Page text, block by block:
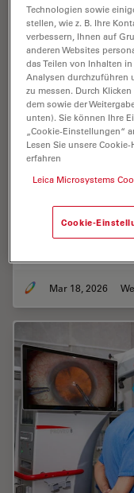
Expert
Almuhtaseb and
Mar 18, 2026
Technologien sowie
stellen, wie z. B. Ihre
verbessern, Ihnen auf
anderen Websites
das Teilen von Inhalten
Analysen durchzuführen
zu messen. Durch
dem sowie der
unten). Sie können Ihre
„Cookie-Einstellungen“
Lesen Sie unsere
erfahren
Leica Microsystems
Cookie-